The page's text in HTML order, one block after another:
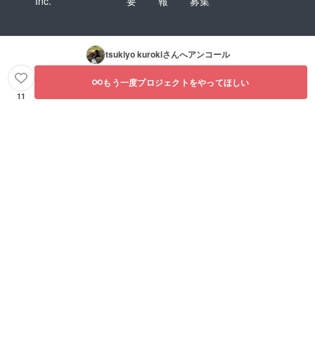
tsukiyo kurokiさんへアンコール
11
もう一度プロジェクトをやってほしい